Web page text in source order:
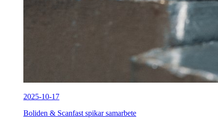
2025-10-17
Boliden & Scanfast spikar samarbete